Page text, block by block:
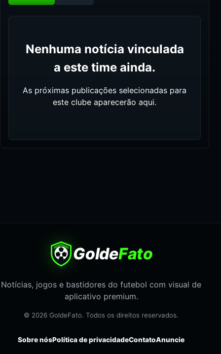
Nenhuma notícia vinculada
a este time ainda.
As próximas publicações selecionadas para
este clube aparecerão aqui.
GoldeFato
Notícias, jogos e bastidores do futebol com visual de
aplicativo premium.
© 2026 GoldeFato. Todos os direitos reservados.
Sobre nósPolítica de privacidadeContatoAnuncie